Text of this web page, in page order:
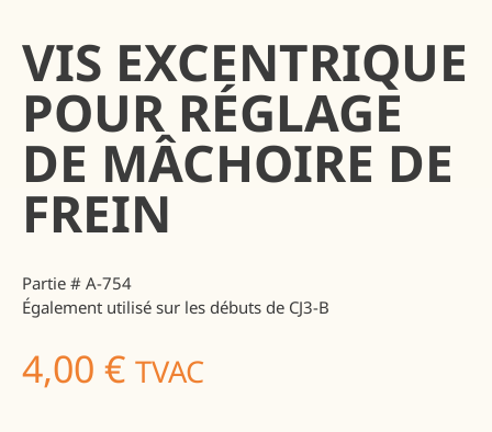
VIS EXCENTRIQUE
POUR RÉGLAGE
DE MÂCHOIRE DE
FREIN
Partie # A-754
Également utilisé sur les débuts de CJ3-B
4,00 € TVAC